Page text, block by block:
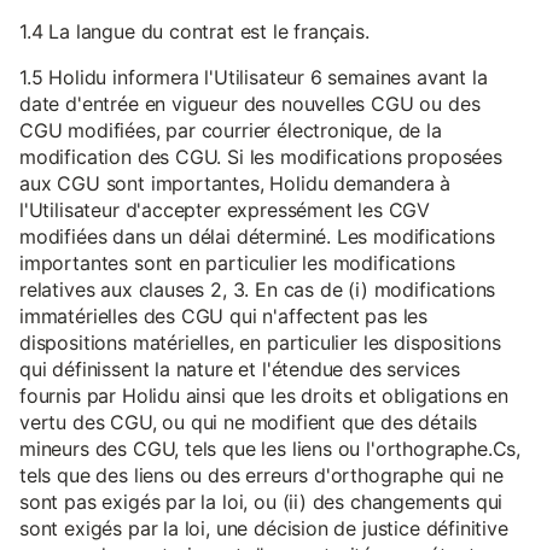
1.4 La langue du contrat est le français.
1.5 Holidu informera l'Utilisateur 6 semaines avant la
date d'entrée en vigueur des nouvelles CGU ou des
CGU modifiées, par courrier électronique, de la
modification des CGU. Si les modifications proposées
aux CGU sont importantes, Holidu demandera à
l'Utilisateur d'accepter expressément les CGV
modifiées dans un délai déterminé. Les modifications
importantes sont en particulier les modifications
relatives aux clauses 2, 3. En cas de (i) modifications
immatérielles des CGU qui n'affectent pas les
dispositions matérielles, en particulier les dispositions
qui définissent la nature et l'étendue des services
fournis par Holidu ainsi que les droits et obligations en
vertu des CGU, ou qui ne modifient que des détails
mineurs des CGU, tels que les liens ou l'orthographe.Cs,
tels que des liens ou des erreurs d'orthographe qui ne
sont pas exigés par la loi, ou (ii) des changements qui
sont exigés par la loi, une décision de justice définitive